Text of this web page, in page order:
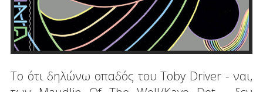
Το ότι δηλώνω οπαδός του Toby Driver - ναι,